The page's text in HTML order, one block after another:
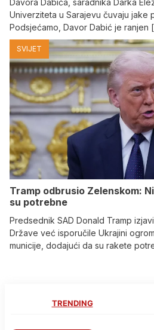
Davora Dabića, saradnika Darka
Univerziteta u Sarajevu čuvaju jake
Podsjećamo, Davor Dabić je ranjen
SVIJET
Tramp odbrusio Zelenskom:
su potrebne
Predsednik SAD Donald Tramp
Države već isporučile Ukrajini
municije, dodajući da su rakete
TRENDING